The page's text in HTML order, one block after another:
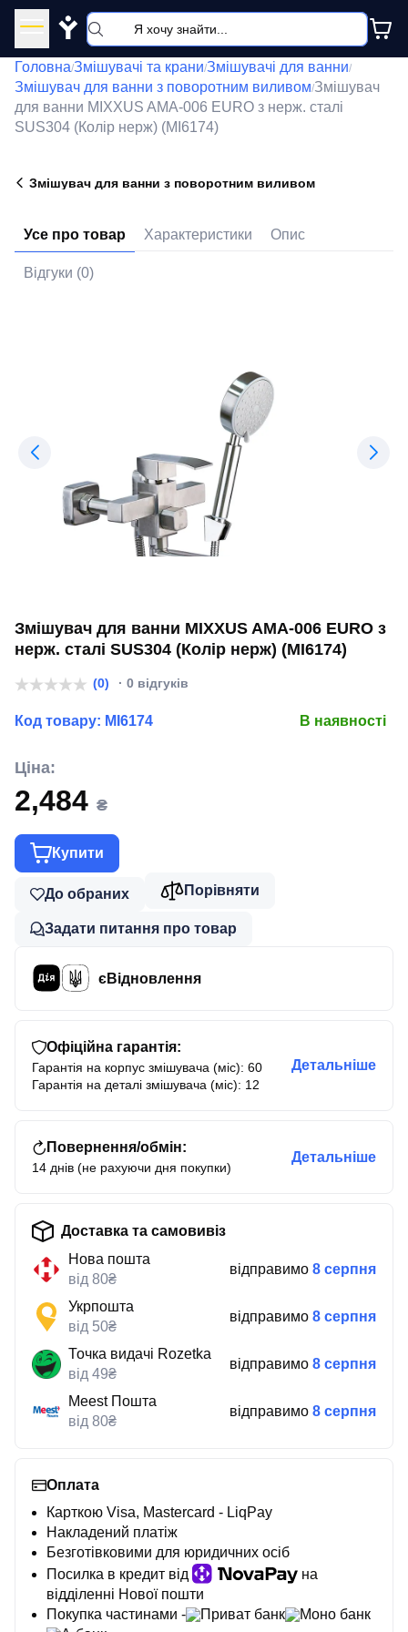
Y
Головна/Змішувачі та крани/Змішувачі для ванни/
Змішувач для ванни з поворотним виливом/Змішувач
для ванни MIXXUS AMA-006 EURO з нерж. сталі
SUS304 (Колір нерж) (MI6174)
Змішувач для ванни з поворотним виливом
Усе про товар Характеристики Опис
Відгуки (0)
Змішувач для ванни MIXXUS AMA-006 EURO з
нерж. сталі SUS304 (Колір нерж) (MI6174)
(0) · 0 відгуків
Код товару: MI6174 В наявності
Ціна:
2,484 ₴
Купити
До обраних Порівняти
Задати питання про товар
єВідновлення
Офіційна гарантія:
Гарантія на корпус змішувача (міс): 60
Гарантія на деталі змішувача (міс): 12
Детальніше
Повернення/обмін:
14 днів (не рахуючи дня покупки)
Детальніше
Доставка та самовивіз
Нова пошта
від 80₴
відправимо 8 серпня
Укрпошта
від 50₴
відправимо 8 серпня
Точка видачі Rozetka
від 49₴
відправимо 8 серпня
Meest Пошта
від 80₴
відправимо 8 серпня
Оплата
Карткою Visa, Mastercard - LiqPay
Накладений платіж
Безготівковими для юридичних осіб
Посилка в кредит від
на
відділенні Нової пошти
Покупка частинами -
Приват банк
Моно банк